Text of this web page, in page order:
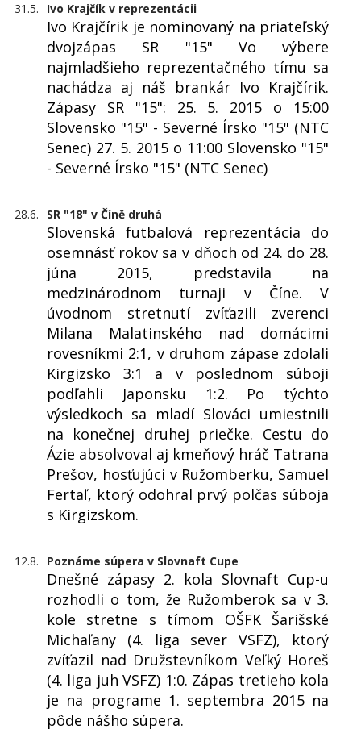
31.5. Ivo Krajčík v reprezentácii
Ivo Krajčírik je nominovaný na priateľský
dvojzápas SR "15" Vo výbere
najmladšieho reprezentačného tímu sa
nachádza aj náš brankár Ivo Krajčírik.
Zápasy SR "15": 25. 5. 2015 o 15:00
Slovensko "15" - Severné Írsko "15" (NTC
Senec) 27. 5. 2015 o 11:00 Slovensko "15"
- Severné Írsko "15" (NTC Senec)
28.6. SR "18" v Číně druhá
Slovenská futbalová reprezentácia do
osemnásť rokov sa v dňoch od 24. do 28.
júna 2015, predstavila na
medzinárodnom turnaji v Číne. V
úvodnom stretnutí zvíťazili zverenci
Milana Malatinského nad domácimi
rovesníkmi 2:1, v druhom zápase zdolali
Kirgizsko 3:1 a v poslednom súboji
podľahli Japonsku 1:2. Po týchto
výsledkoch sa mladí Slováci umiestnili
na konečnej druhej priečke. Cestu do
Ázie absolvoval aj kmeňový hráč Tatrana
Prešov, hosťujúci v Ružomberku, Samuel
Fertaľ, ktorý odohral prvý polčas súboja
s Kirgizskom.
12.8. Poznáme súpera v Slovnaft Cupe
Dnešné zápasy 2. kola Slovnaft Cup-u
rozhodli o tom, že Ružomberok sa v 3.
kole stretne s tímom OŠFK Šarišské
Michaľany (4. liga sever VSFZ), ktorý
zvíťazil nad Družstevníkom Veľký Horeš
(4. liga juh VSFZ) 1:0. Zápas tretieho kola
je na programe 1. septembra 2015 na
pôde nášho súpera.